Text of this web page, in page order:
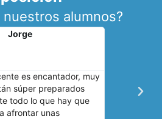
nuestros alumnos?
Jorge
es encantador, muy
súper preparados
todo lo que hay que
afrontar unas
perdida